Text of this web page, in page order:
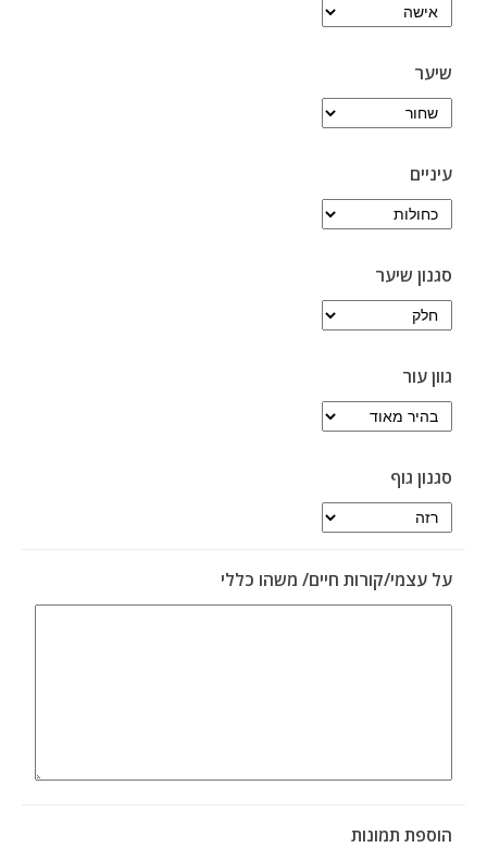
שיער
עיניים
סגנון שיער
גוון עור
סגנון גוף
על עצמי/קורות חיים/ משהו כללי
הוספת תמונות